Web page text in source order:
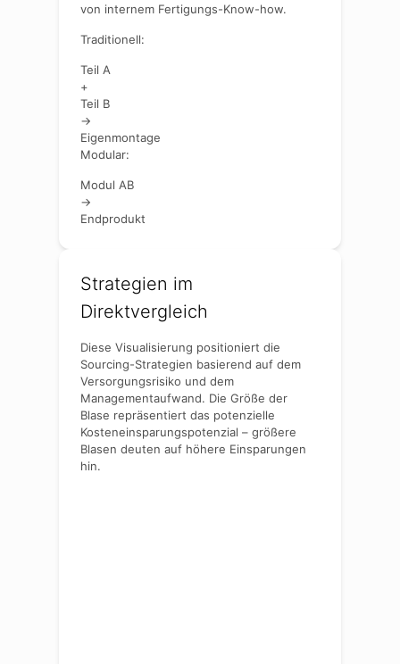
von internem Fertigungs-Know-how.
Traditionell:
Teil A
+
Teil B
→
Eigenmontage
Modular:
Modul AB
→
Endprodukt
Strategien im
Direktvergleich
Diese Visualisierung positioniert die
Sourcing-Strategien basierend auf dem
Versorgungsrisiko und dem
Managementaufwand. Die Größe der
Blase repräsentiert das potenzielle
Kosteneinsparungspotenzial – größere
Blasen deuten auf höhere Einsparungen
hin.